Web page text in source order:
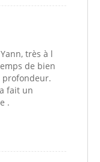
très à l
de bien
profondeur.
fait un
.